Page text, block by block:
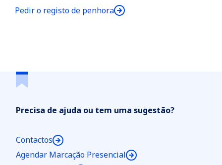
Pedir o registo de penhora
Precisa de ajuda ou tem uma sugestão?
Contactos
Agendar Marcação Presencial